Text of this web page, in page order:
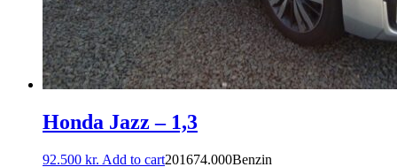
Honda Jazz – 1,3
92.500 kr. Add to cart201674.000Benzin